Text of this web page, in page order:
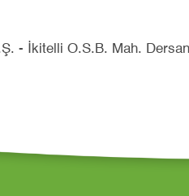
- İkitelli O.S.B. Mah.